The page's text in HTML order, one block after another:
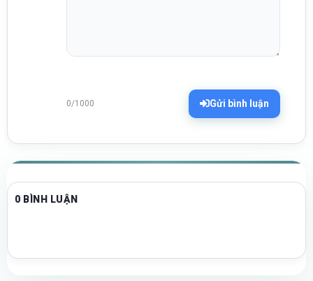
0/1000 Gửi bình luận
0 BÌNH LUẬN